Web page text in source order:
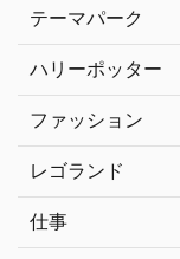
テーマパーク
ハリーポッター
ファッション
レゴランド
仕事